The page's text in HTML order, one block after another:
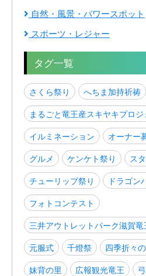
自然・風景・パワースポット
スポーツ・レジャー
タグ一覧
さくら祭り
へちま加持祈祷
まるごと竜王産スキヤキプロジ
イルミネーション
オーナー
グルメ
ケンケト祭り
ス
チューリップ祭り
ドラゴン
フォトコンテスト
三井アウトレットパーク滋賀竜
元服式
千燈祭 四季折々
妹背の里
広報観光竜王